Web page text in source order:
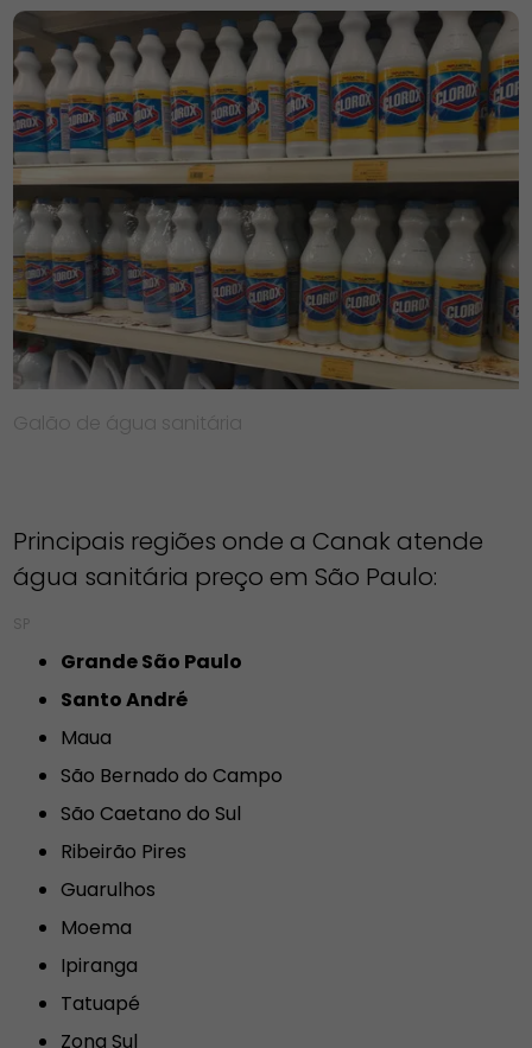
Galão de água sanitária
Principais regiões onde a Canak atende
água sanitária preço em São Paulo:
SP
Grande São Paulo
Santo André
Maua
São Bernado do Campo
São Caetano do Sul
Ribeirão Pires
Guarulhos
Moema
Ipiranga
Tatuapé
Zona Sul